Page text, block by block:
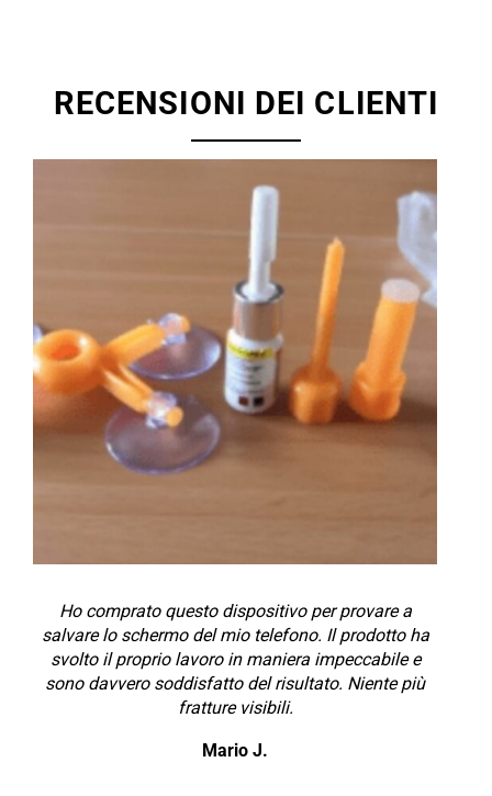
RECENSIONI DEI CLIENTI
Ho comprato questo dispositivo per provare a
salvare lo schermo del mio telefono. Il prodotto ha
svolto il proprio lavoro in maniera impeccabile e
sono davvero soddisfatto del risultato. Niente più
fratture visibili.
Mario J.